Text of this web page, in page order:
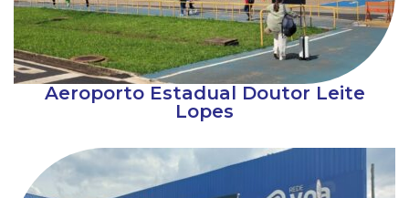
Aeroporto Estadual Doutor Leite
Lopes